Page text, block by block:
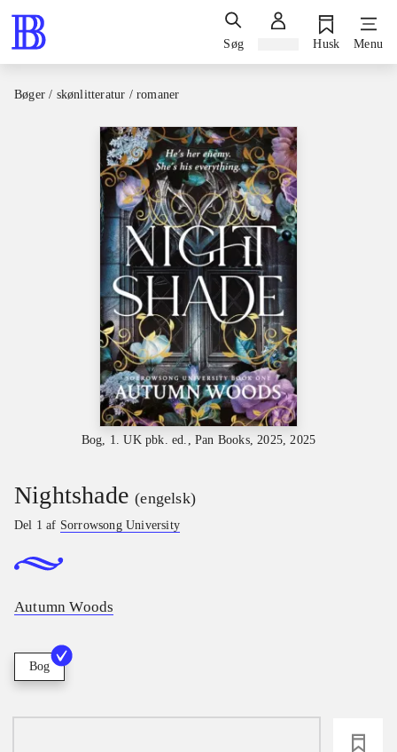
Søg Husk Menu
Bøger / skønlitteratur / romaner
Bog, 1. UK pbk. ed., Pan Books, 2025, 2025
Nightshade (engelsk)
Del 1 af Sorrowsong University
Autumn Woods
Bog